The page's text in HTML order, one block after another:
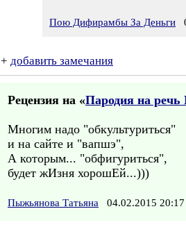
Пою Дифирамбы За Деньги
+ добавить замечания
Рецензия на «Пародия на речь
Многим надо "обкультуриться"
и на сайте и "вапшэ",
А которым... "обфигуриться",
будет жИзня хорошЕй...)))
Пыжьянова Татьяна 04.02.2015